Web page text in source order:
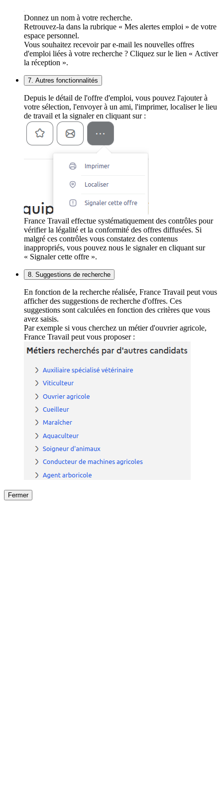
Donnez un nom à votre recherche.
Retrouvez-la dans la rubrique « Mes alertes emploi » de votre
espace personnel.
Vous souhaitez recevoir par e-mail les nouvelles offres
d'emploi liées à votre recherche ? Cliquez sur le lien « Activer
la réception ».
7. Autres fonctionnalités
Depuis le détail de l'offre d'emploi, vous pouvez l'ajouter à
votre sélection, l'envoyer à un ami, l'imprimer, localiser le lieu
de travail et la signaler en cliquant sur :
France Travail effectue systématiquement des contrôles pour
vérifier la légalité et la conformité des offres diffusées. Si
malgré ces contrôles vous constatez des contenus
inappropriés, vous pouvez nous le signaler en cliquant sur
« Signaler cette offre ».
8. Suggestions de recherche
En fonction de la recherche réalisée, France Travail peut vous
afficher des suggestions de recherche d'offres. Ces
suggestions sont calculées en fonction des critères que vous
avez saisis.
Par exemple si vous cherchez un métier d'ouvrier agricole,
France Travail peut vous proposer :
Fermer